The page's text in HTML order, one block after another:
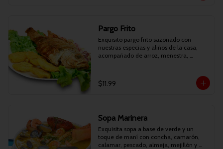
Pargo Frito
Exquisito pargo frito sazonado con
nuestras especias y aliños de la casa,
acompañado de arroz, menestra,
$11.99
Sopa Marinera
Exquisita sopa a base de verde y un
toque de maní con concha, camarón,
calamar, pescado, almeja, mejillón y